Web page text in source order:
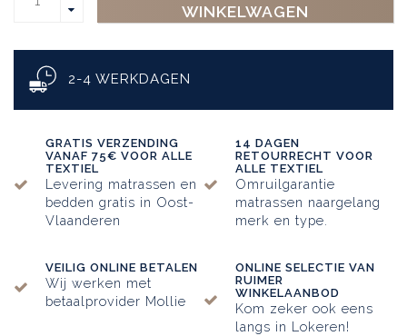
WINKELWAGEN
2-4 WERKDAGEN
GRATIS VERZENDING
VANAF 75€ VOOR ALLE
TEXTIEL
Levering matrassen en
bedden gratis in Oost-
Vlaanderen
14 DAGEN
RETOURRECHT VOOR
ALLE TEXTIEL
Omruilgarantie
matrassen naargelang
merk en type.
VEILIG ONLINE BETALEN
Wij werken met
betaalprovider Mollie
ONLINE SELECTIE VAN
RUIMER
WINKELAANBOD
Kom zeker ook eens
langs in Lokeren!